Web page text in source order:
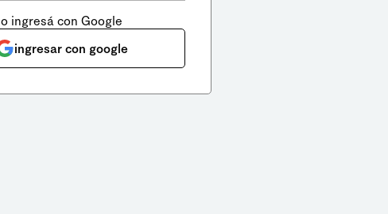
o ingresá con Google
ingresar con google